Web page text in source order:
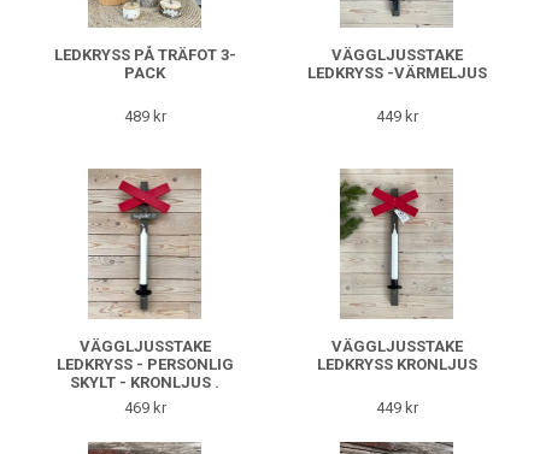
LEDKRYSS PÅ TRÄFOT 3-
PACK
489 kr
VÄGGLJUSSTAKE
LEDKRYSS -VÄRMELJUS
449 kr
VÄGGLJUSSTAKE
LEDKRYSS - PERSONLIG
SKYLT - KRONLJUS .
469 kr
VÄGGLJUSSTAKE
LEDKRYSS KRONLJUS
449 kr